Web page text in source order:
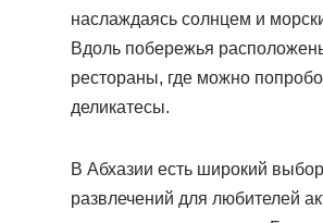
наслаждаясь солнцем и
Вдоль побережья
рестораны, где можно
деликатесы.
В Абхазии есть широкий
развлечений для любителей